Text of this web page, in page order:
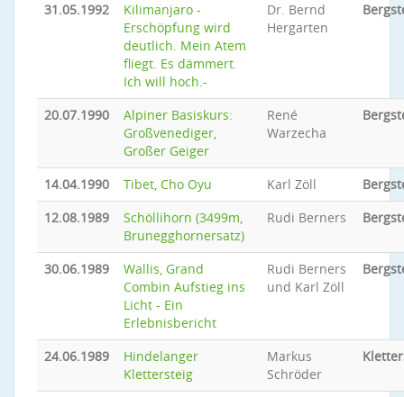
31.05.1992
Kilimanjaro -
Erschöpfung wird
deutlich. Mein Atem
fliegt. Es dämmert.
Ich will hoch.-
Dr. Bernd
Hergarten
20.07.1990
Alpiner Basiskurs:
Großvenediger,
Großer Geiger
René
Warzecha
14.04.1990 Tibet, Cho Oyu Karl Zöll
12.08.1989
Schöllihorn (3499m,
Brunegghornersatz)
Rudi Berners
30.06.1989
Wallis, Grand
Combin Aufstieg ins
Licht - Ein
Erlebnisbericht
Rudi Berners
und Karl Zöll
24.06.1989
Hindelanger
Klettersteig
Markus
Schröder